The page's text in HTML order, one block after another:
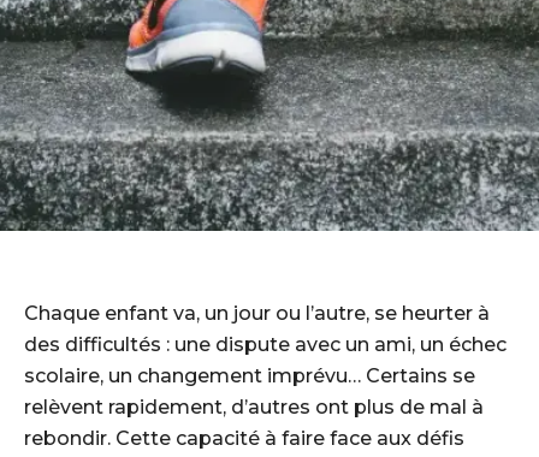
Chaque enfant va, un jour ou l’autre, se heurter à
des difficultés : une dispute avec un ami, un échec
scolaire, un changement imprévu… Certains se
relèvent rapidement, d’autres ont plus de mal à
rebondir. Cette capacité à faire face aux défis